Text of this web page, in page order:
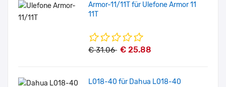
Armor-11/11T für Ulefone Armor 11
11T
€ 31.06 € 25.88
L018-40 für Dahua L018-40